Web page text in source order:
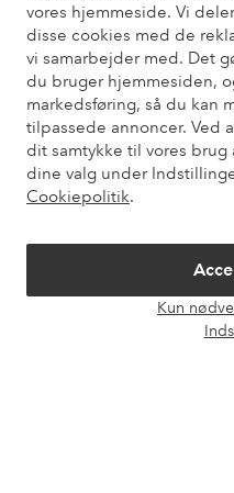
vores hjemmeside. Vi
disse cookies med de
vi samarbejder med. Det
du bruger hjemmesiden,
markedsføring, så du kan
tilpassede annoncer. Ved
dit samtykke til vores brug
dine valg under
Cookiepolitik.
Kun
Du kan finde svar på de
Du kan også finde
Kundeservice
Mine sider